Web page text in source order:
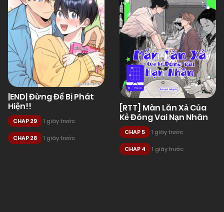
|END| Đừng Để Bị Phát
Hiện!!
CHAP 29 1 giây trước
CHAP 28 1 giây trước
[RTT] Màn Lăn Xả Của
Kẻ Đóng Vai Nạn Nhân
CHAP 5 1 giây trước
CHAP 4 1 giây trước